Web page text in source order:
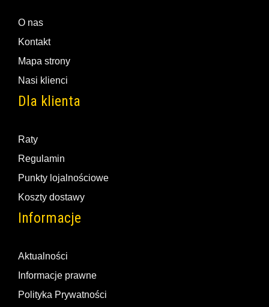
O nas
Kontakt
Mapa strony
Nasi klienci
Dla klienta
Raty
Regulamin
Punkty lojalnościowe
Koszty dostawy
Informacje
Aktualności
Informacje prawne
Polityka Prywatności